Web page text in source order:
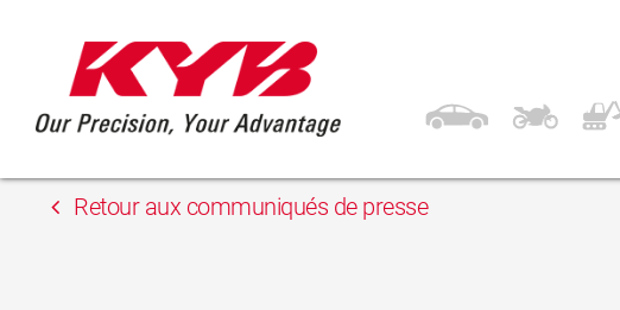
PE firm «Vladislav»
Retour aux communiqués de presse